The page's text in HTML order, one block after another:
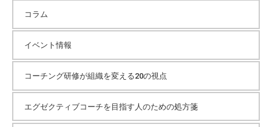
コラム
イベント情報
コーチング研修が組織を変える20の視点
エグゼクティブコーチを目指す人のための処方箋